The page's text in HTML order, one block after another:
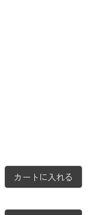
カートに入れる